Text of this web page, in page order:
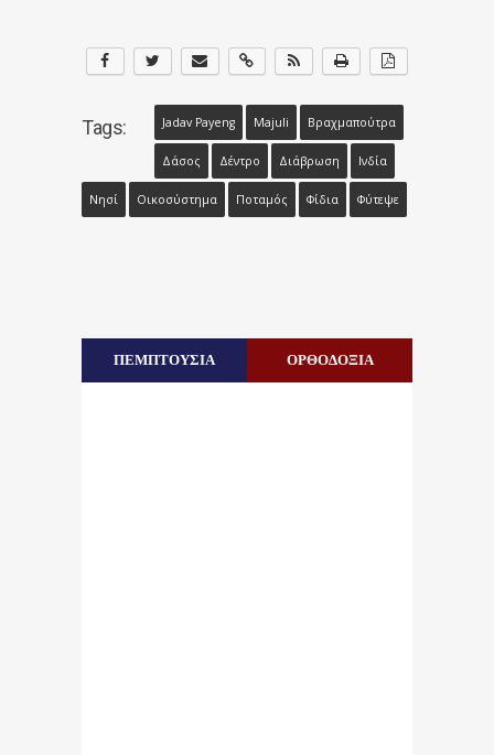
Tags: Jadav Payeng Majuli Βραχμαπούτρα
Δάσος Δέντρο Διάβρωση Ινδία
Νησί Οικοσύστημα Ποταμός Φίδια Φύτεψε
ΠΕΜΠΤΟΥΣΙΑ ΟΡΘΟΔΟΞΙΑ